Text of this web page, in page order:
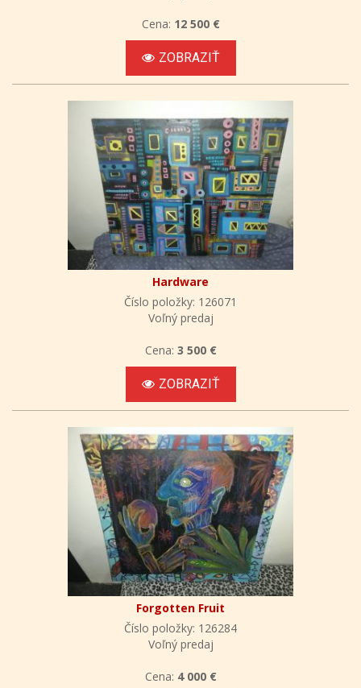
Cena: 12 500 €
ZOBRAZIŤ
Hardware
Číslo položky: 126071
Voľný predaj
Cena: 3 500 €
ZOBRAZIŤ
Forgotten Fruit
Číslo položky: 126284
Voľný predaj
Cena: 4 000 €